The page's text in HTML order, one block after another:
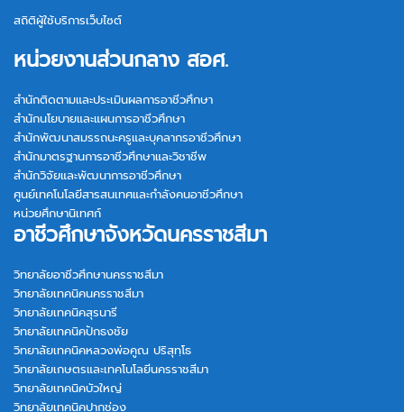
สถิติผู้ใช้บริการเว็บไซต์
หน่วยงานส่วนกลาง สอศ.
สำนักติดตามและประเมินผลการอาชีวศึกษา
สำนักนโยบายและแผนการอาชีวศึกษา
สำนักพัฒนาสมรรถนะครูและบุคลากรอาชีวศึกษา
สำนักมาตรฐานการอาชีวศึกษาและวิชาชีพ
สำนักวิจัยและพัฒนาการอาชีวศึกษา
ศูนย์เทคโนโลยีสารสนเทศและกำลังคนอาชีวศึกษา
หน่วยศึกษานิเทศก์
อาชีวศึกษาจังหวัดนครราชสีมา
วิทยาลัยอาชีวศึกษานครราชสีมา
วิทยาลัยเทคนิคนครราชสีมา
วิทยาลัยเทคนิคสุรนารี
วิทยาลัยเทคนิคปักธงชัย
วิทยาลัยเทคนิคหลวงพ่อคูณ ปริสุทฺโธ
วิทยาลัยเกษตรและเทคโนโลยีนครราชสีมา
วิทยาลัยเทคนิคบัวใหญ่
วิทยาลัยเทคนิคปากช่อง